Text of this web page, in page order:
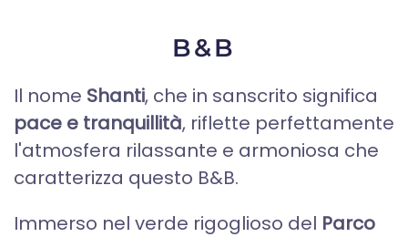
B&B
Il nome Shanti, che in sanscrito significa
pace e tranquillità, riflette perfettamente
l'atmosfera rilassante e armoniosa che
caratterizza questo B&B.
Immerso nel verde rigoglioso del Parco